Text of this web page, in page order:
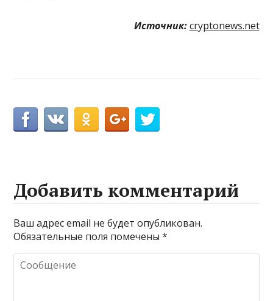
Источник: cryptonews.net
Добавить комментарий
Ваш адрес email не будет опубликован.
Обязательные поля помечены*